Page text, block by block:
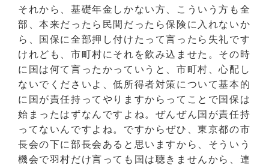
それから、基礎年金しかない方、こういう方も全
部、本来だったら民間だったら保険に入れないか
ら、国保に全部押し付けたって言ったら失礼です
けれども、市町村にそれを飲み込ませた。その時
に国は何て言ったかっていうと、市町村、心配し
ないでくださいよ、低所得者対策について基本的
に国が責任持ってやりますからってことで国保は
始まったはずなんですよね。ぜんぜん国が責任持
ってないんですよね。ですからぜひ、東京都の市
長会の下に部長会あると思いますから、そういう
機会で羽村だけ言っても国は聴きませんから、連